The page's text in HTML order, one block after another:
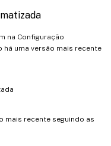
na Configuração
uma versão mais recente
mais recente seguindo as